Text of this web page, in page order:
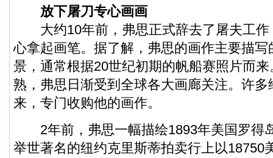
放下屠刀专心画画
大约10年前，弗思正式辞去了屠夫工作
心拿起画笔。据了解，弗思的画作主要描
景，通常根据20世纪初期的帆船赛照片而
熟，弗思日渐受到全球各大画廊关注。许
来，专门收购他的画作。
2年前，弗思一幅描绘1893年美国罗得
举世著名的纽约克里斯蒂拍卖行上以18750